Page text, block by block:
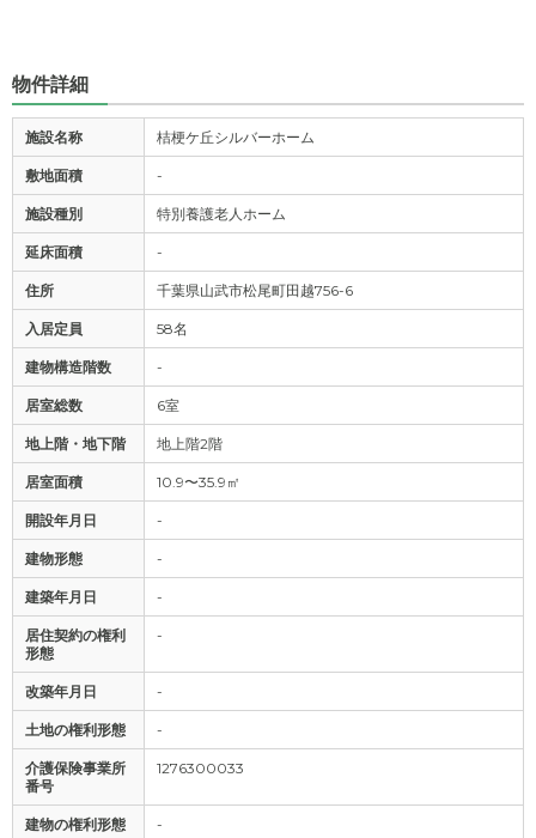
物件詳細
施設名称 桔梗ケ丘シルバーホーム
敷地面積 -
施設種別 特別養護老人ホーム
延床面積 -
住所 千葉県山武市松尾町田越756-6
入居定員 58名
建物構造階数 -
居室総数 6室
地上階・地下階 地上階2階
居室面積 10.9〜35.9㎡
開設年月日 -
建物形態 -
建築年月日 -
居住契約の権利
形態
-
改築年月日 -
土地の権利形態 -
介護保険事業所
番号
1276300033
建物の権利形態 -